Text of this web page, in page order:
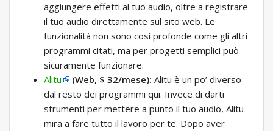
aggiungere effetti al tuo audio, oltre a registrare
il tuo audio direttamente sul sito web. Le
funzionalità non sono così profonde come gli altri
programmi citati, ma per progetti semplici può
sicuramente funzionare.
Alitu
(Web, $ 32/mese): Alitu è ​​un po’ diverso
dal resto dei programmi qui. Invece di darti
strumenti per mettere a punto il tuo audio, Alitu
mira a fare tutto il lavoro per te. Dopo aver